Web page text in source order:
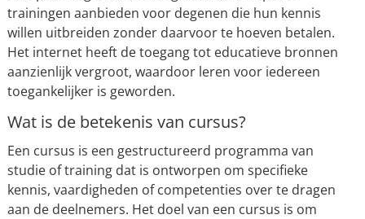
trainingen aanbieden voor degenen die hun kennis
willen uitbreiden zonder daarvoor te hoeven betalen.
Het internet heeft de toegang tot educatieve bronnen
aanzienlijk vergroot, waardoor leren voor iedereen
toegankelijker is geworden.
Wat is de betekenis van cursus?
Een cursus is een gestructureerd programma van
studie of training dat is ontworpen om specifieke
kennis, vaardigheden of competenties over te dragen
aan de deelnemers. Het doel van een cursus is om